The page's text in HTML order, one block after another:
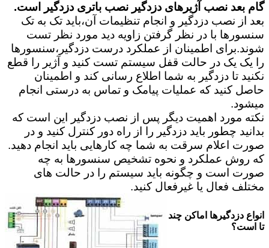
گام بعد نصب آژیرهای دزدگیر نصب باتری دزدگیر است.
بعد از نصب دزدگیر و انجام تنظیمات آن،باید تک به تک
سنسورها با در نظر گرفتن زاویه دید مورد نظر تست
شوند.برای اطمینان از عملکرد درست دزدگیر،سنسورها
را یک یک در حالت قفل سیستم تست کنید و آژیر را قطع
نکنید تا دزدگیر به شما اطلاع رسانی کند و اطمینان
حاصل کنید که عملیات پیامک و تماس به درستی انجام
میشود.
نکته مورد اهمیت دیگر پس از نصب دزدگیر این است که
بدانید چطور باید دزدگیر را از راه دور کنترل کنید و در
صورت اعلام سرقت به شما چه کارهایی باید انجام دهید.
که روش عملکرد و نحوه تشخیص سنسورها به چه
صورت است و چگونه باید سیستم را در حالت های
مختلف فعال یا غیرفعال کنید.
انواع دزدگیرها اماکن چند
تا است؟